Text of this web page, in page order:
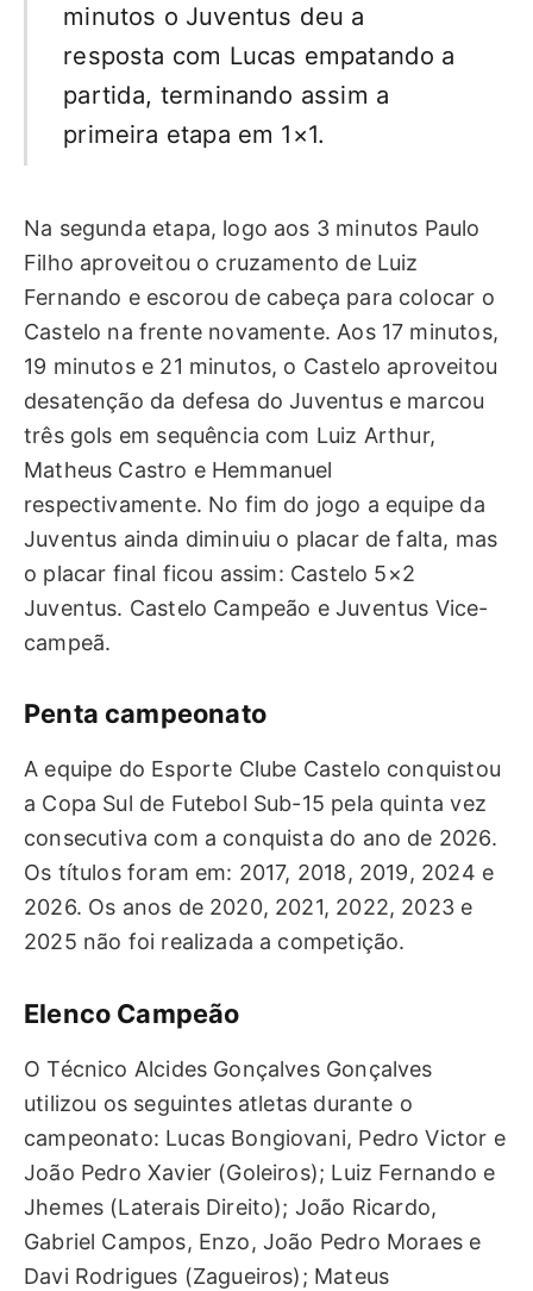
minutos o Juventus deu a
resposta com Lucas empatando a
partida, terminando assim a
primeira etapa em 1×1.
Na segunda etapa, logo aos 3 minutos Paulo
Filho aproveitou o cruzamento de Luiz
Fernando e escorou de cabeça para colocar o
Castelo na frente novamente. Aos 17 minutos,
19 minutos e 21 minutos, o Castelo aproveitou
desatenção da defesa do Juventus e marcou
três gols em sequência com Luiz Arthur,
Matheus Castro e Hemmanuel
respectivamente. No fim do jogo a equipe da
Juventus ainda diminuiu o placar de falta, mas
o placar final ficou assim: Castelo 5×2
Juventus. Castelo Campeão e Juventus Vice-
campeã.
Penta campeonato
A equipe do Esporte Clube Castelo conquistou
a Copa Sul de Futebol Sub-15 pela quinta vez
consecutiva com a conquista do ano de 2026.
Os títulos foram em: 2017, 2018, 2019, 2024 e
2026. Os anos de 2020, 2021, 2022, 2023 e
2025 não foi realizada a competição.
Elenco Campeão
O Técnico Alcides Gonçalves Gonçalves
utilizou os seguintes atletas durante o
campeonato: Lucas Bongiovani, Pedro Victor e
João Pedro Xavier (Goleiros); Luiz Fernando e
Jhemes (Laterais Direito); João Ricardo,
Gabriel Campos, Enzo, João Pedro Moraes e
Davi Rodrigues (Zagueiros); Mateus